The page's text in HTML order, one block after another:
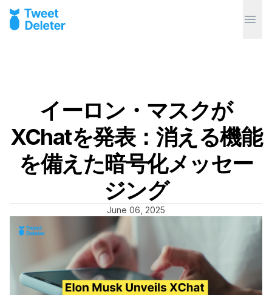
イーロン・マスクが
XChatを発表：消える機能
を備えた暗号化メッセー
ジング
June 06, 2025